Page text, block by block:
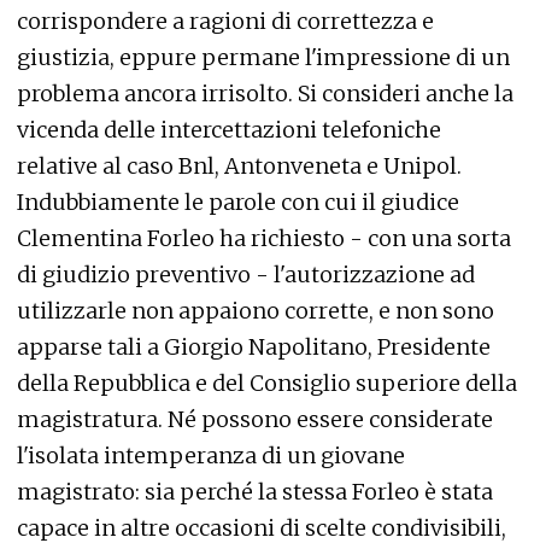
corrispondere a ragioni di correttezza e
giustizia, eppure permane l'impressione di un
problema ancora irrisolto. Si consideri anche la
vicenda delle intercettazioni telefoniche
relative al caso Bnl, Antonveneta e Unipol.
Indubbiamente le parole con cui il giudice
Clementina Forleo ha richiesto - con una sorta
di giudizio preventivo - l'autorizzazione ad
utilizzarle non appaiono corrette, e non sono
apparse tali a Giorgio Napolitano, Presidente
della Repubblica e del Consiglio superiore della
magistratura. Né possono essere considerate
l'isolata intemperanza di un giovane
magistrato: sia perché la stessa Forleo è stata
capace in altre occasioni di scelte condivisibili,